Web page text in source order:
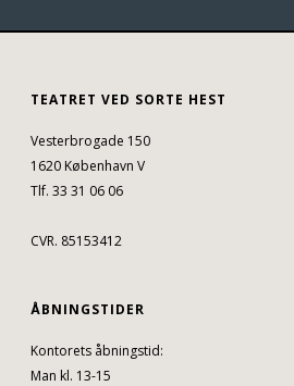
TEATRET VED SORTE HEST
Vesterbrogade 150
1620 København V
Tlf. 33 31 06 06
CVR. 85153412
ÅBNINGSTIDER
Kontorets åbningstid:
Man kl. 13-15